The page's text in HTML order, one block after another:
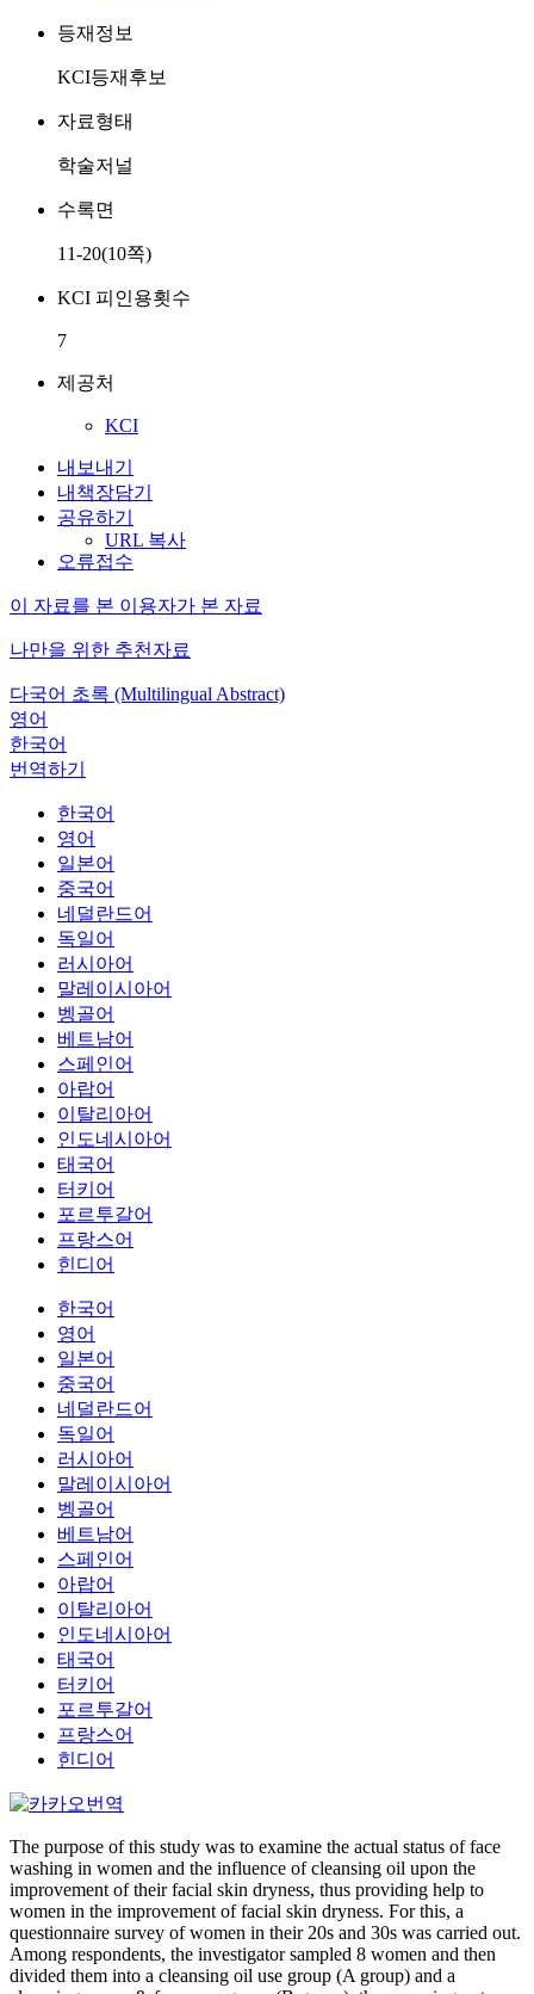
등재정보
KCI등재후보
자료형태
학술저널
수록면
11-20(10쪽)
KCI 피인용횟수
7
제공처
KCI
내보내기
내책장담기
공유하기
URL 복사
오류접수
이 자료를 본 이용자가 본 자료
나만을 위한 추천자료
다국어 초록 (Multilingual Abstract)
영어
한국어
번역하기
한국어
영어
일본어
중국어
네덜란드어
독일어
러시아어
말레이시아어
벵골어
베트남어
스페인어
아랍어
이탈리아어
인도네시아어
태국어
터키어
포르투갈어
프랑스어
힌디어
한국어
영어
일본어
중국어
네덜란드어
독일어
러시아어
말레이시아어
벵골어
베트남어
스페인어
아랍어
이탈리아어
인도네시아어
태국어
터키어
포르투갈어
프랑스어
힌디어
The purpose of this study was to examine the actual status of face
washing in women and the influence of cleansing oil upon the
improvement of their facial skin dryness, thus providing help to
women in the improvement of facial skin dryness. For this, a
questionnaire survey of women in their 20s and 30s was carried out.
Among respondents, the investigator sampled 8 women and then
divided them into a cleansing oil use group (A group) and a